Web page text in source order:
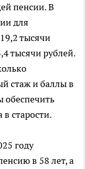
пенсии. В
для
тысячи
тысячи рублей.
стаж и баллы в
обеспечить
старости.
году
в 58 лет, а